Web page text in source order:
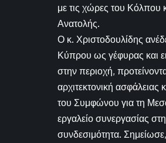
με τις χώρες του Κόλπου
Ανατολής.
Ο κ. Χριστοδουλίδης
Κύπρου ως γέφυρας και
στην περιοχή,
αρχιτεκτονική ασφάλειας
του Συμφώνου για τη
εργαλείο συνεργασίας
συνδεσιμότητα.